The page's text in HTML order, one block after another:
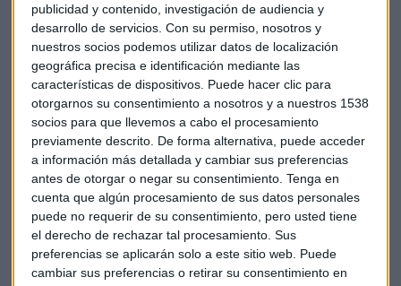
publicidad y contenido, investigación de audiencia y
desarrollo de servicios. Con su permiso, nosotros y
nuestros socios podemos utilizar datos de localización
geográfica precisa e identificación mediante las
características de dispositivos. Puede hacer clic para
otorgarnos su consentimiento a nosotros y a nuestros 1538
socios para que llevemos a cabo el procesamiento
previamente descrito. De forma alternativa, puede acceder
a información más detallada y cambiar sus preferencias
antes de otorgar o negar su consentimiento. Tenga en
cuenta que algún procesamiento de sus datos personales
puede no requerir de su consentimiento, pero usted tiene
el derecho de rechazar tal procesamiento. Sus
preferencias se aplicarán solo a este sitio web. Puede
cambiar sus preferencias o retirar su consentimiento en
Fuentes de BBVA “lamentan” que Sabadell haya rechazado
una oferta tan “atractiva”. La negativa de Sabadell eleva las
especulaciones de una opa hostil por parte de BBVA.
Sabadell no tiene un núcleo duro accionarial y el 95% de las
acciones cotiza en Bolsa.
UBSobtiene sus primeros beneficios desde la adquisición de
su rival Credit Suisse. En el primer trimestre ha obtenido un
beneficio neto de 1.800 millones de dólares. Supera
previsiones.
Además, señala que ha logrado un ahorro adicional de 1.000
millones de dólares en costes brutos en el primer trimestre,